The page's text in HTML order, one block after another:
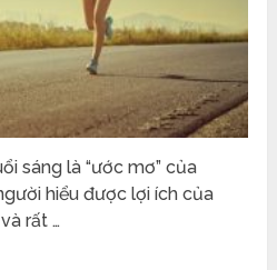
sáng là “ước mơ” của
hiểu được lợi ích của
rất …